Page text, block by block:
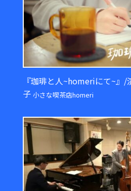
『珈琲と人~homeriにて~』
子小さな喫茶店homeri